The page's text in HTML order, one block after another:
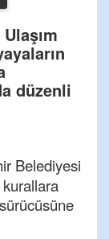
düzenli
Belediyesi